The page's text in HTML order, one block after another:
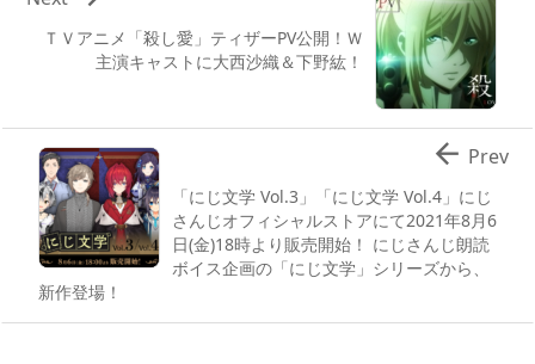
ＴＶアニメ「殺し愛」ティザーPV公開！Ｗ
主演キャストに大西沙織＆下野紘！
「にじ文学 Vol.3」「にじ文学 Vol.4」にじ
さんじオフィシャルストアにて2021年8月6
日(金)18時より販売開始！ にじさんじ朗読
ボイス企画の「にじ文学」シリーズから、
新作登場！
 Prev